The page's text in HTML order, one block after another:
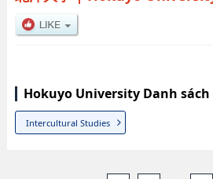
Hokuyo University Danh
Intercultural Studies